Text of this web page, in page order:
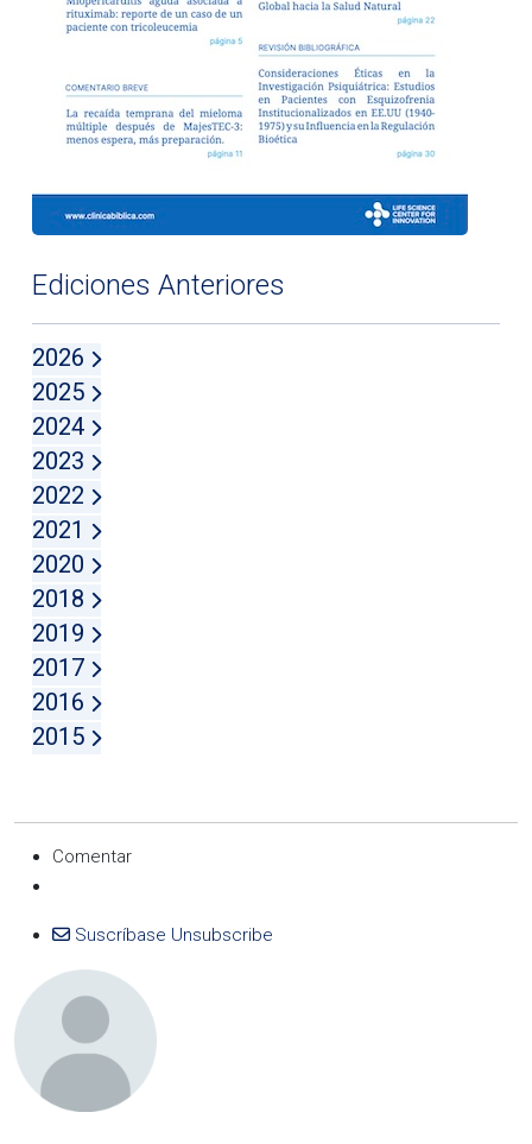
Ediciones Anteriores
2026
2025
2024
2023
2022
2021
2020
2018
2019
2017
2016
2015
Comentar
Suscríbase Unsubscribe